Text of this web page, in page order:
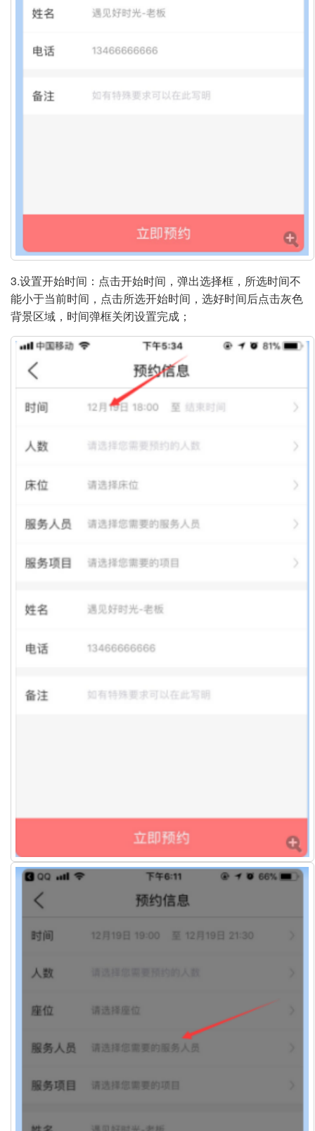
3.设置开始时间：点击开始时间，弹出选择框，所选时间不
能小于当前时间，点击所选开始时间，选好时间后点击灰色
背景区域，时间弹框关闭设置完成；